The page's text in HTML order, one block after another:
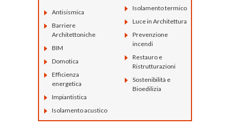
Antisismica
Barriere
Architettoniche
BIM
Domotica
Efficienza
energetica
Impiantistica
Isolamento acustico
Isolamento termico
Luce in Architettura
Prevenzione
incendi
Restauro e
Ristrutturazioni
Sostenibilità e
Bioedilizia